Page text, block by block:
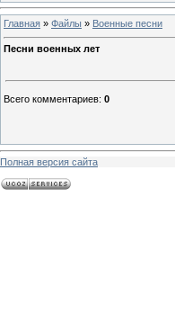
Главная » Файлы » Военные песни
Песни военных лет
Всего комментариев: 0
Полная версия сайта